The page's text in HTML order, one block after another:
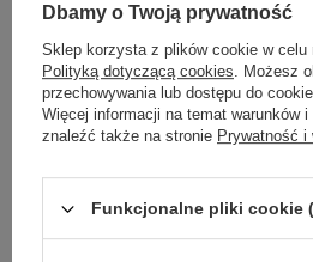
Węglowodany powinny
podaży energii, a ich
pełnoziarniste produkty
Ograniczenie spożycia
maksymalnie 10% energii jest
dostarczać nadmiernego
rakowych. Pacjenci z guzami w
pokarmowym powinni
Dbamy o Twoją prywatność
Sklep korzysta z plików cookie w celu
Polityką dotyczącą cookies. Możesz
przechowywania lub dostępu do
Więcej informacji na temat warunków
znaleźć także na stronie Prywatność i
Funkcjonalne pliki cookie